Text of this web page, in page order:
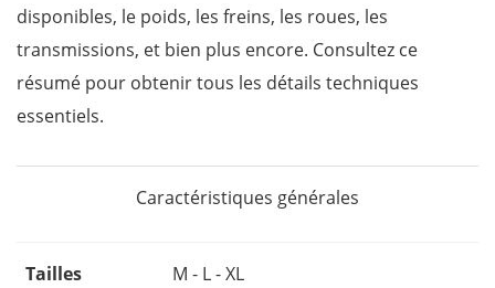
disponibles, le poids, les freins, les roues, les
transmissions, et bien plus encore. Consultez ce
résumé pour obtenir tous les détails techniques
essentiels.
Caractéristiques générales
Tailles M - L - XL